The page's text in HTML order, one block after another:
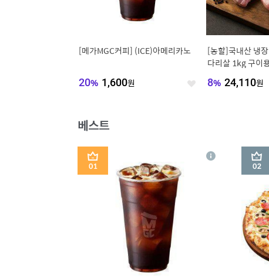
[메가MGC커피] (ICE)아메리카노
20% 1,600원 좋
[농할]국내산 냉
다리살 1kg 구이
8% 24,110원
베스트
1
상
2